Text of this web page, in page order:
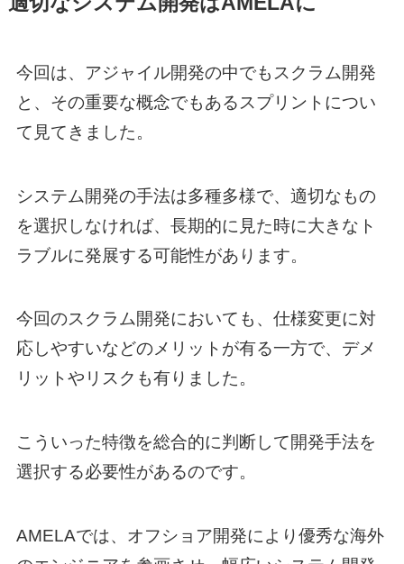
今回は、アジャイル開発の中でもスクラム開発
と、その重要な概念でもあるスプリントについ
て見てきました。
システム開発の手法は多種多様で、適切なもの
を選択しなければ、長期的に見た時に大きなト
ラブルに発展する可能性があります。
今回のスクラム開発においても、仕様変更に対
応しやすいなどのメリットが有る一方で、デメ
リットやリスクも有りました。
こういった特徴を総合的に判断して開発手法を
選択する必要性があるのです。
AMELAでは、オフショア開発により優秀な海外